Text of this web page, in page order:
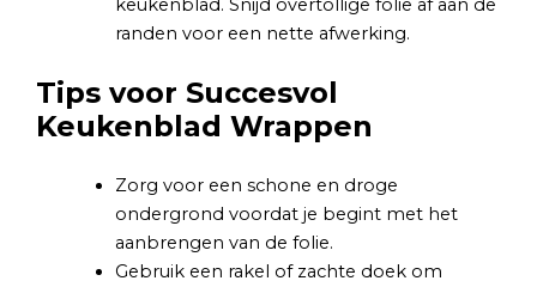
keukenblad. Snijd overtollige folie af aan de
randen voor een nette afwerking.
Tips voor Succesvol
Keukenblad Wrappen
Zorg voor een schone en droge
ondergrond voordat je begint met het
aanbrengen van de folie.
Gebruik een rakel of zachte doek om